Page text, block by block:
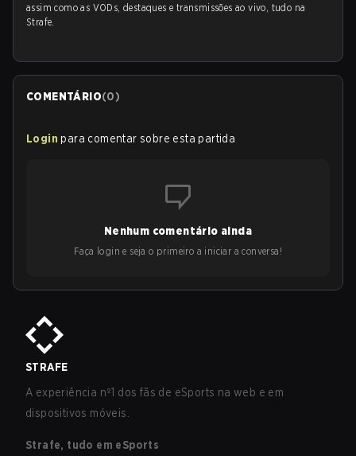
assim como as VODs, destaques e transmissões ao vivo, tudo na
Strafe.
COMENTÁRIO(0)
Login para comentar sobre esta partida
Nenhum comentário ainda
Faça login e seja o primeiro a iniciar a conversa!
STRAFE
A experiência nº1 dos fãs de eSports na web e em
dispositivos móveis.
Strafe, tudo em eSports